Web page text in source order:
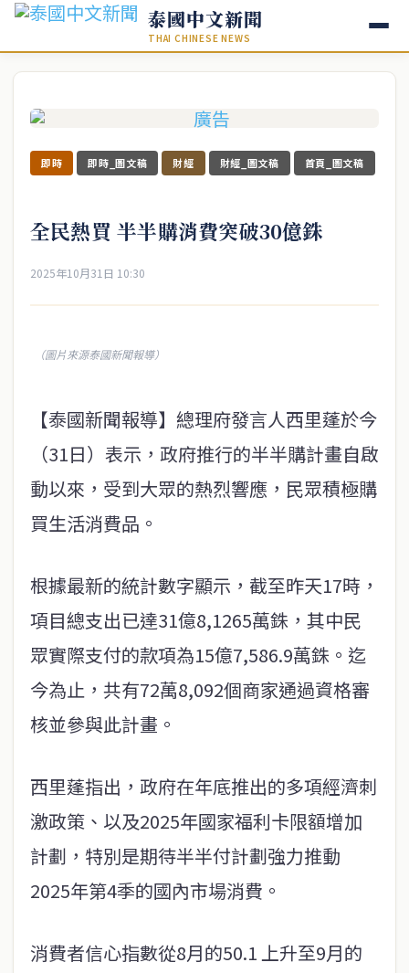
泰國中文新聞
THAI CHINESE NEWS
即時 即時_圖文稿 財經 財經_圖文稿 首頁_圖文稿
全民熱買 半半購消費突破30億銖
2025年10月31日 10:30
（圖片來源泰國新聞報導）
【泰國新聞報導】總理府發言人西里蓬於今
（31日）表示，政府推行的半半購計畫自啟
動以來，受到大眾的熱烈響應，民眾積極購
買生活消費品。
根據最新的統計數字顯示，截至昨天17時，
項目總支出已達31億8,1265萬銖，其中民
眾實際支付的款項為15億7,586.9萬銖。迄
今為止，共有72萬8,092個商家通過資格審
核並參與此計畫。
西里蓬指出，政府在年底推出的多項經濟刺
激政策、以及2025年國家福利卡限額增加
計劃，特別是期待半半付計劃強力推動
2025年第4季的國內市場消費。
消費者信心指數從8月的50.1 上升至9月的